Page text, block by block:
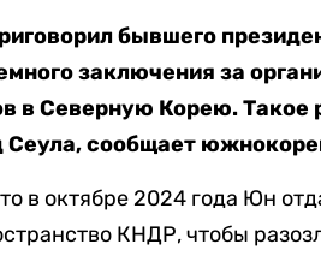
бывшего
заключения за
в Северную Корею.
Сеула, сообщает
в октябре 2024 года Юн
КНДР, чтобы